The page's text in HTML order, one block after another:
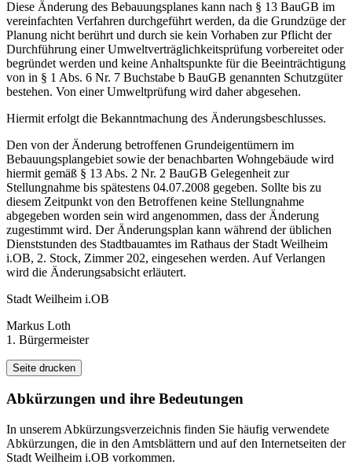
Diese Änderung des Bebauungsplanes kann nach § 13 BauGB im
vereinfachten Verfahren durchgeführt werden, da die Grundzüge der
Planung nicht berührt und durch sie kein Vorhaben zur Pflicht der
Durchführung einer Umweltverträglichkeitsprüfung vorbereitet oder
begründet werden und keine Anhaltspunkte für die Beeinträchtigung
von in § 1 Abs. 6 Nr. 7 Buchstabe b BauGB genannten Schutzgüter
bestehen. Von einer Umweltprüfung wird daher abgesehen.
Hiermit erfolgt die Bekanntmachung des Änderungsbeschlusses.
Den von der Änderung betroffenen Grundeigentümern im
Bebauungsplangebiet sowie der benachbarten Wohngebäude wird
hiermit gemäß § 13 Abs. 2 Nr. 2 BauGB Gelegenheit zur
Stellungnahme bis spätestens 04.07.2008 gegeben. Sollte bis zu
diesem Zeitpunkt von den Betroffenen keine Stellungnahme
abgegeben worden sein wird angenommen, dass der Änderung
zugestimmt wird. Der Änderungsplan kann während der üblichen
Dienststunden des Stadtbauamtes im Rathaus der Stadt Weilheim
i.OB, 2. Stock, Zimmer 202, eingesehen werden. Auf Verlangen
wird die Änderungsabsicht erläutert.
Stadt Weilheim i.OB
Markus Loth
1. Bürgermeister
Seite drucken
Abkürzungen und ihre Bedeutungen
In unserem Abkürzungsverzeichnis finden Sie häufig verwendete
Abkürzungen, die in den Amtsblättern und auf den Internetseiten der
Stadt Weilheim i.OB vorkommen.